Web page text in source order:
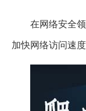
在网络安全
加快网络访问速